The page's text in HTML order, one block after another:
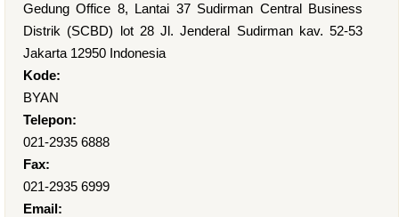
Gedung Office 8, Lantai 37 Sudirman Central Business
Distrik (SCBD) lot 28 Jl. Jenderal Sudirman kav. 52-53
Jakarta 12950 Indonesia
Kode:
BYAN
Telepon:
021-2935 6888
Fax:
021-2935 6999
Email: